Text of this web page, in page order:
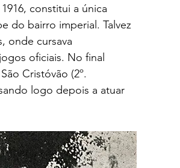
constitui a única
do bairro imperial. Talvez
onde cursava
oficiais. No final
Cristóvão (2º.
logo depois a atuar